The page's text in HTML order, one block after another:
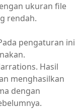
ukuran file
rendah.
pengaturan ini
Hasil
menghasilkan
dengan